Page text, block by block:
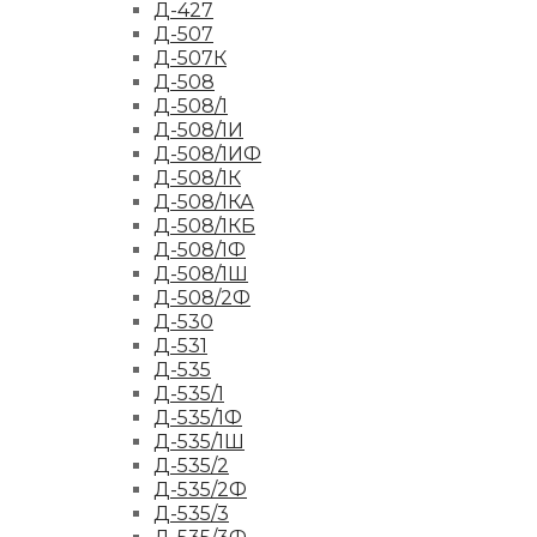
Д-427
Д-507
Д-507К
Д-508
Д-508/1
Д-508/1И
Д-508/1ИФ
Д-508/1К
Д-508/1КА
Д-508/1КБ
Д-508/1Ф
Д-508/1Ш
Д-508/2Ф
Д-530
Д-531
Д-535
Д-535/1
Д-535/1Ф
Д-535/1Ш
Д-535/2
Д-535/2Ф
Д-535/3